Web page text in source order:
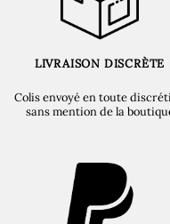
LIVRAISON DISCRÈTE
Colis envoyé en toute
sans mention de la